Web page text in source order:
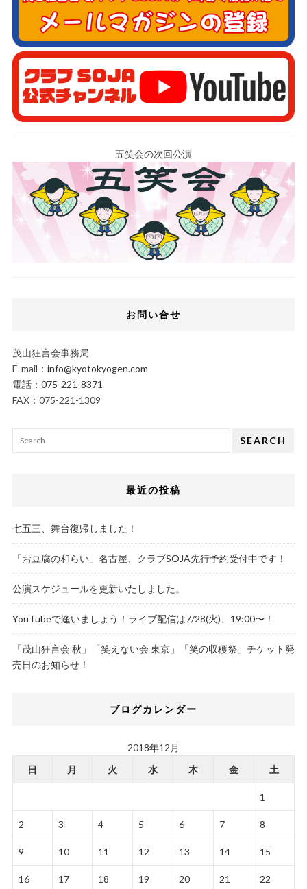
五笑会の次回公演
お問い合せ
茂山狂言会事務局
E-mail： info@kyotokyogen.com
電話： 075-221-8371
FAX：075-221-1309
SEARCH
最近の投稿
七五三、舞台復帰しました！
「お豆腐の和らい」名古屋、クラブSOJA先行予約受付中です！
公演スケジュールを更新いたしました。
YouTubeで逢いましょう！ライブ配信は7/28(火)、19:00〜！
「茂山狂言会 秋」「笑えない会 東京」「笑の収穫祭」チケット発
売日のお知らせ！
ブログカレンダー
2018年12月
日
月 火 水 木 金 土
1
2 3 4 5 6 7 8
9 10 11 12 13 14 15
16 17 18 19 20 21 22